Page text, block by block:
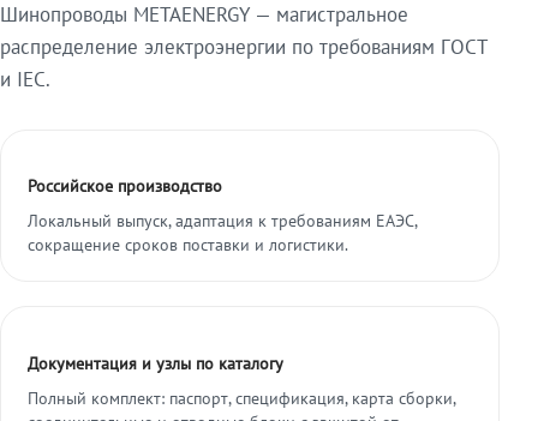
Шинопроводы METAENERGY — магистральное
распределение электроэнергии по требованиям ГОСТ
и IEC.
Российское производство
Локальный выпуск, адаптация к требованиям ЕАЭС,
сокращение сроков поставки и логистики.
Документация и узлы по каталогу
Полный комплект: паспорт, спецификация, карта сборки,